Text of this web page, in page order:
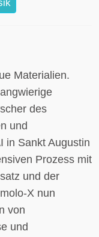
Materialien.
des
und
in Sankt Augustin
Prozess mit
und der
X nun
von
und